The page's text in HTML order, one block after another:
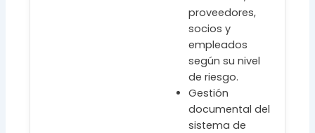
proveedores,
socios y
empleados
según su nivel
de riesgo.
Gestión
documental del
sistema de